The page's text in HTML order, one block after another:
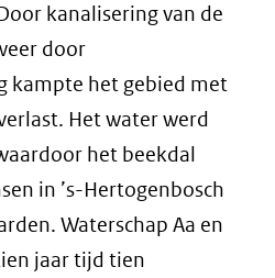
kanalisering van de
door
kampte het gebied met
Het water werd
het beekdal
in ’s-Hertogenbosch
Waterschap Aa en
jaar tijd tien